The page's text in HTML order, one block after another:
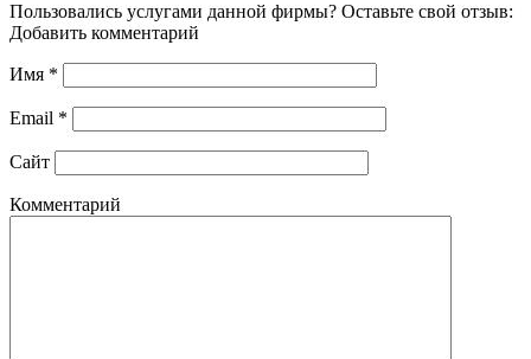
Пользовались услугами данной фирмы? Оставьте свой отзыв:
Добавить комментарий
Имя *
Email *
Сайт
Комментарий